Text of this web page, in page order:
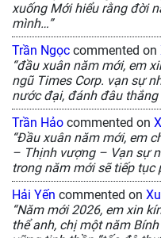
xuống Mới hiểu rằng đời
mình…”
Trần Ngọc commented on
“đầu xuân năm mới, em
ngũ Times Corp. vạn sự
nước đại, đánh đâu
Trần Hảo commented on
“Đầu xuân năm mới, em
– Thịnh vượng – Vạn sự
trong năm mới sẽ tiếp tục
Hải Yến commented on
“Năm mới 2026, em xin
thể anh, chị một năm